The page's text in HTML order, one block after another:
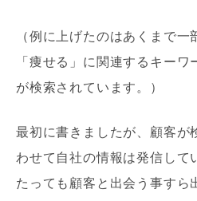
（例に上げたのはあくまで
「痩せる」に関連するキー
が検索されています。）
最初に書きましたが、顧客が
わせて自社の情報は発信して
たっても顧客と出会う事すら